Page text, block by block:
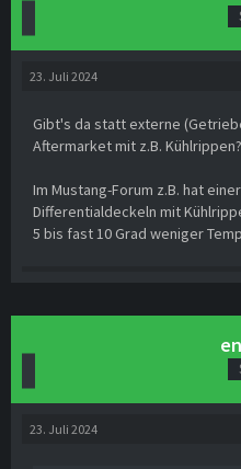
23. Juli 2024
Gibt's da statt externe
Aftermarket mit z.B. Kühlrippen?
Im Mustang-Forum z.B. hat
Differentialdeckeln mit
5 bis fast 10 Grad weniger
23. Juli 2024